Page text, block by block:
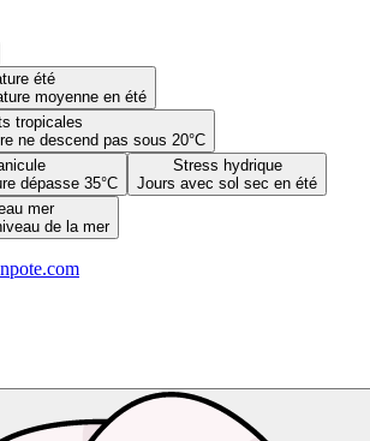
été
moyenne en été
tropicales
ne descend pas sous 20°C
dépasse 35°C
Stress hydrique
Jours avec sol sec en été
mer
de la mer